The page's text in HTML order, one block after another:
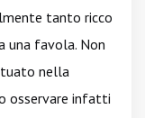
tanto ricco
una favola. Non
nella
osservare infatti